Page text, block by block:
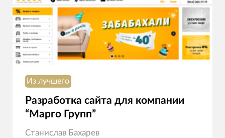
Из лучшего
Разработка сайта для компании
“Марго Групп”
Станислав Бахарев